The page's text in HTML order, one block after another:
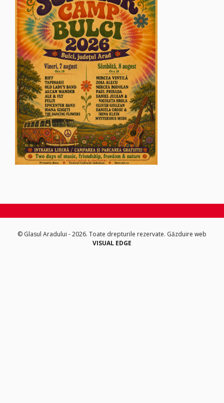
© Glasul Aradului - 2026. Toate drepturile rezervate. Găzduire web
VISUAL EDGE